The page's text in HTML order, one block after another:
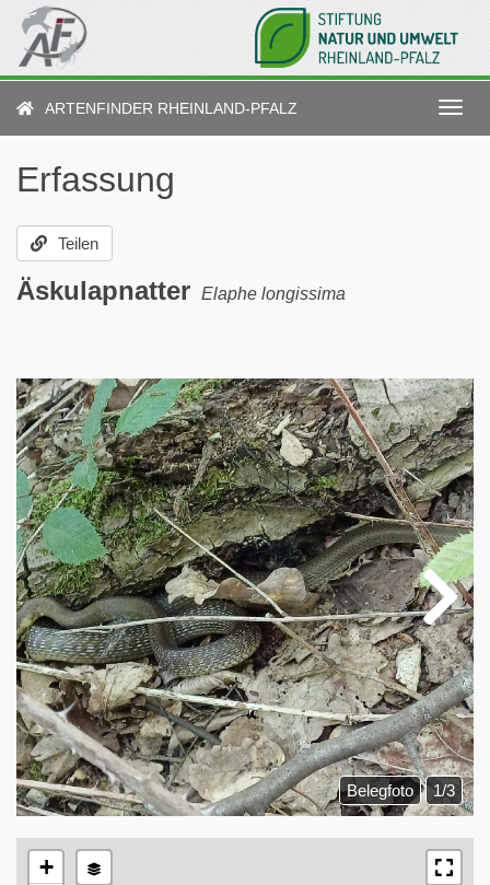
Direkt
zum
Inhalt
ARTENFINDER RHEINLAND-PFALZ
Erfassung
Teilen
Äskulapnatter Elaphe longissima
Belegfoto 1/3
+